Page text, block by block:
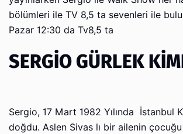
bölümleri ile TV 8,5 ta sevenleri ile
Pazar 12:30 da Tv8,5 ta
SERGİO GÜRLEK
Sergio, 17 Mart 1982 Yılında İstanbul
doğdu. Aslen Sivas lı bir ailenin